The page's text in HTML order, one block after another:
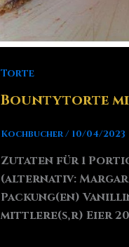
Torte
Bountytorte
Kochbucher/ 10/04/2023
Zutaten für 1
(alternativ:
Packung(en)
mittlere(s,r) Eier